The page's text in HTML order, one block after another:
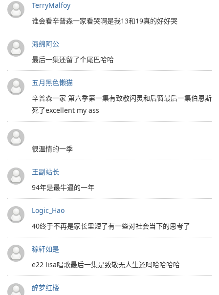
TerryMalfoy
谁会看辛普森一家看哭啊是我13和19真的好好哭
海绵阿公
最后一集还留了个尾巴哈哈
五月黑色懒猫
辛普森一家 第六季第一集有致敬闪灵和后窗最后一集伯恩斯
死了excellent my ass
很温情的一季
王副站长
94年是最牛逼的一年
Logic_Hao
40终于不再是家长里短了有一些对社会当下的思考了
稼轩如是
e22 lisa唱歌最后一集是致敬无人生还吗哈哈哈哈
醉梦红楼